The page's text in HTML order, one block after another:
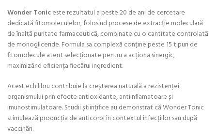
Wonder Toniceste rezultatul a peste 20 de ani de cercetare
dedicată fitomoleculelor, folosind procese de extracție moleculară
de înaltă puritate farmaceutică, combinate cu o cantitate controlată
de monogliceride. Formula sa complexă conține peste 15 tipuri de
fitomolecule atent selecționate pentru a acționa sinergic,
maximizând eficiența fiecărui ingredient.
Acest echilibru contribuie la creșterea naturală a rezistenței
organismului prin efecte antioxidante, antiinflamatoare și
imunostimulatoare. Studii științifice au demonstrat că Wonder Tonic
stimulează producția de anticorpi în contextul infecțiilor sau după
vaccinări.